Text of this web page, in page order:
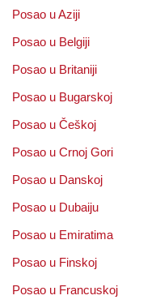
Posao u Aziji
Posao u Belgiji
Posao u Britaniji
Posao u Bugarskoj
Posao u Češkoj
Posao u Crnoj Gori
Posao u Danskoj
Posao u Dubaiju
Posao u Emiratima
Posao u Finskoj
Posao u Francuskoj